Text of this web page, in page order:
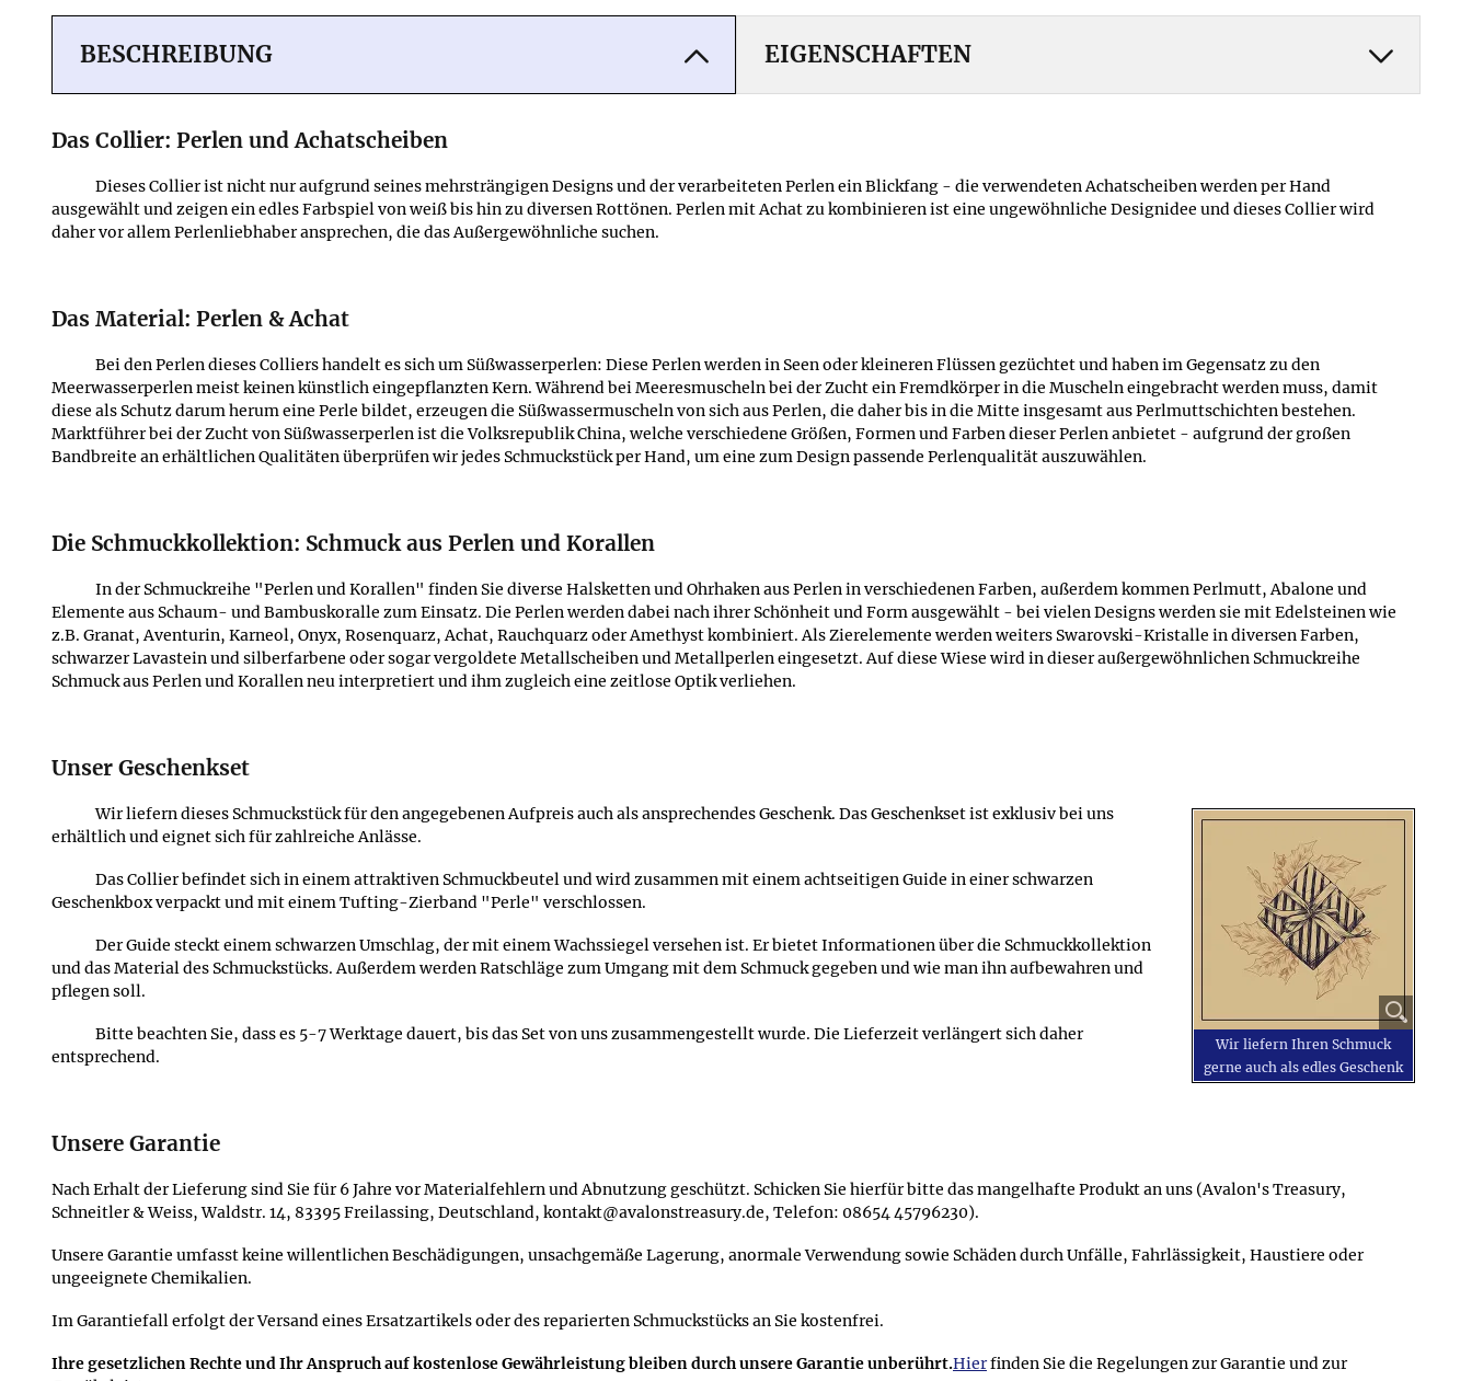
BESCHREIBUNG EIGENSCHAFTEN
Das Collier: Perlen und Achatscheiben
Dieses Collier ist nicht nur aufgrund seines mehrsträngigen Designs und der verarbeiteten Perlen ein Blickfang - die verwendeten Achatscheiben werden per Hand
ausgewählt und zeigen ein edles Farbspiel von weiß bis hin zu diversen Rottönen. Perlen mit Achat zu kombinieren ist eine ungewöhnliche Designidee und dieses Collier wird
daher vor allem Perlenliebhaber ansprechen, die das Außergewöhnliche suchen.
Das Material: Perlen & Achat
Bei den Perlen dieses Colliers handelt es sich um Süßwasserperlen: Diese Perlen werden in Seen oder kleineren Flüssen gezüchtet und haben im Gegensatz zu den
Meerwasserperlen meist keinen künstlich eingepflanzten Kern. Während bei Meeresmuscheln bei der Zucht ein Fremdkörper in die Muscheln eingebracht werden muss, damit
diese als Schutz darum herum eine Perle bildet, erzeugen die Süßwassermuscheln von sich aus Perlen, die daher bis in die Mitte insgesamt aus Perlmuttschichten bestehen.
Marktführer bei der Zucht von Süßwasserperlen ist die Volksrepublik China, welche verschiedene Größen, Formen und Farben dieser Perlen anbietet - aufgrund der großen
Bandbreite an erhältlichen Qualitäten überprüfen wir jedes Schmuckstück per Hand, um eine zum Design passende Perlenqualität auszuwählen.
Die Schmuckkollektion: Schmuck aus Perlen und Korallen
In der Schmuckreihe "Perlen und Korallen" finden Sie diverse Halsketten und Ohrhaken aus Perlen in verschiedenen Farben, außerdem kommen Perlmutt, Abalone und
Elemente aus Schaum- und Bambuskoralle zum Einsatz. Die Perlen werden dabei nach ihrer Schönheit und Form ausgewählt - bei vielen Designs werden sie mit Edelsteinen wie
z.B. Granat, Aventurin, Karneol, Onyx, Rosenquarz, Achat, Rauchquarz oder Amethyst kombiniert. Als Zierelemente werden weiters Swarovski-Kristalle in diversen Farben,
schwarzer Lavastein und silberfarbene oder sogar vergoldete Metallscheiben und Metallperlen eingesetzt. Auf diese Wiese wird in dieser außergewöhnlichen Schmuckreihe
Schmuck aus Perlen und Korallen neu interpretiert und ihm zugleich eine zeitlose Optik verliehen.
Unser Geschenkset
Wir liefern Ihren Schmuck
gerne auch als edles Geschenk
Wir liefern dieses Schmuckstück für den angegebenen Aufpreis auch als ansprechendes Geschenk. Das Geschenkset ist exklusiv bei uns
erhältlich und eignet sich für zahlreiche Anlässe.
Das Collier befindet sich in einem attraktiven Schmuckbeutel und wird zusammen mit einem achtseitigen Guide in einer schwarzen
Geschenkbox verpackt und mit einem Tufting-Zierband "Perle" verschlossen.
Der Guide steckt einem schwarzen Umschlag, der mit einem Wachssiegel versehen ist. Er bietet Informationen über die Schmuckkollektion
und das Material des Schmuckstücks. Außerdem werden Ratschläge zum Umgang mit dem Schmuck gegeben und wie man ihn aufbewahren und
pflegen soll.
Bitte beachten Sie, dass es 5-7 Werktage dauert, bis das Set von uns zusammengestellt wurde. Die Lieferzeit verlängert sich daher
entsprechend.
Unsere Garantie
Nach Erhalt der Lieferung sind Sie für 6 Jahre vor Materialfehlern und Abnutzung geschützt. Schicken Sie hierfür bitte das mangelhafte Produkt an uns (Avalon's Treasury,
Schneitler & Weiss, Waldstr. 14, 83395 Freilassing, Deutschland, kontakt@avalonstreasury.de, Telefon: 08654 45796230).
Unsere Garantie umfasst keine willentlichen Beschädigungen, unsachgemäße Lagerung, anormale Verwendung sowie Schäden durch Unfälle, Fahrlässigkeit, Haustiere oder
ungeeignete Chemikalien.
Im Garantiefall erfolgt der Versand eines Ersatzartikels oder des reparierten Schmuckstücks an Sie kostenfrei.
Ihre gesetzlichen Rechte und Ihr Anspruch auf kostenlose Gewährleistung bleiben durch unsere Garantie unberührt.Hierfinden Sie die Regelungen zur Garantie und zur